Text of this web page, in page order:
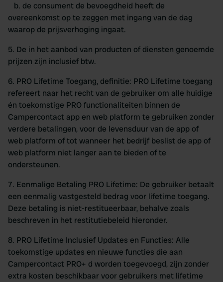
b. de consument de bevoegdheid heeft de
overeenkomst op te zeggen met ingang van de dag
waarop de prijsverhoging ingaat.
5. De in het aanbod van producten of diensten genoemde
prijzen zijn inclusief btw.
6. PRO Lifetime Toegang, definitie: PRO Lifetime toegang
refereert naar het recht van de gebruiker om alle huidige
én toekomstige PRO functionaliteiten binnen de
Campercontact app en web platform te gebruiken zonder
verdere betalingen, voor de levensduur van de app of
web platform of tot wanneer het bedrijf beslist de app of
web platform niet langer aan te bieden of te
ondersteunen.
7. Eenmalige Betaling PRO Lifetime: De gebruiker betaalt
een eenmalig vastgesteld bedrag voor lifetime toegang.
Deze betaling is niet-restitueerbaar, behalve zoals
beschreven in het restitutiebeleid hieronder.
8. PRO Lifetime Inclusief Updates en Functies: Alle
toekomstige updates en nieuwe functies die aan
Campercontact PRO+ d worden toegevoegd, zijn zonder
extra kosten beschikbaar voor gebruikers met lifetime